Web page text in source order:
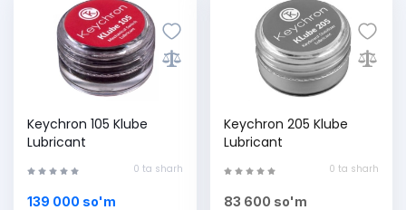
Keychron 105 Klube
Lubricant
0 ta sharh
139 000 so'm
Keychron 205 Klube
Lubricant
0 ta sharh
83 600 so'm